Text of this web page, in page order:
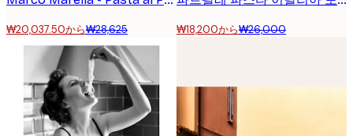
₩20,037.50から₩28,625 ₩18,200から₩26,000